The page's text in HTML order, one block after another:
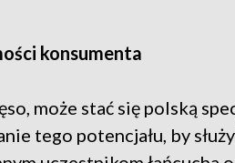
konsumenta
może stać się polską
tego potencjału, by